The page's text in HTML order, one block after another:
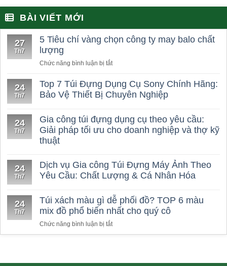
BÀI VIẾT MỚI
27
Th7
5 Tiêu chí vàng chọn công ty may balo chất
lượng
Chức năng bình luận bị tắtở
Tiêu
chí
vàng
công
ty
lượng
24
Th7
Top 7 Túi Đựng Dụng Cụ Sony Chính Hãng:
Bảo Vệ Thiết Bị Chuyên Nghiệp
24
Th7
Gia công túi đựng dụng cụ theo yêu cầu:
Giải pháp tối ưu cho doanh nghiệp và thợ kỹ
thuật
24
Th7
Dịch vụ Gia công Túi Đựng Máy Ảnh Theo
Yêu Cầu: Chất Lượng & Cá Nhân Hóa
24
Th7
Túi xách màu gì dễ phối đồ? TOP 6 màu
mix đồ phổ biến nhất cho quý cô
Chức năng bình luận bị tắtở
Túi
gì